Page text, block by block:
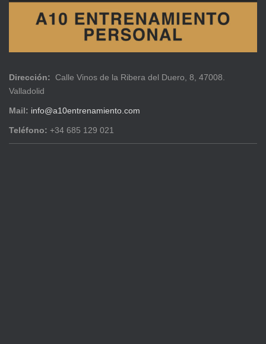
Dirección: Calle Vinos de la Ribera del Duero, 8, 47008.
Valladolid
Mail: info@a10entrenamiento.com
Teléfono: +34 685 129 021